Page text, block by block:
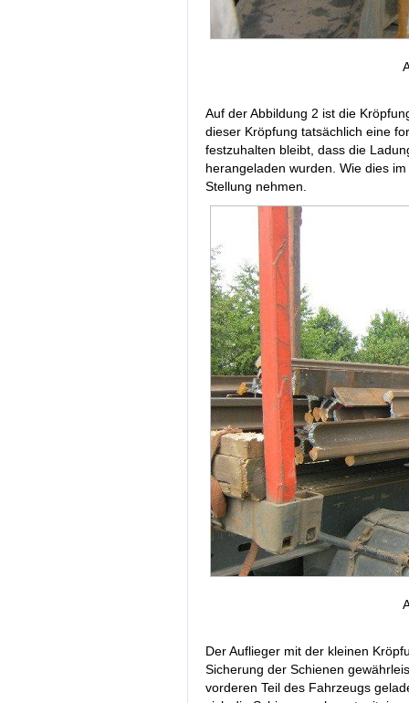
Auf der Abbildung 2 ist die
dieser Kröpfung tatsächlich eine
festzuhalten bleibt, dass die
herangeladen wurden. Wie dies
Stellung nehmen.
Der Auflieger mit der kleinen
Sicherung der Schienen
vorderen Teil des Fahrzeugs